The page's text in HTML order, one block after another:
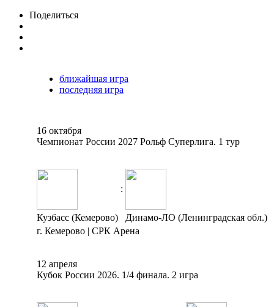
Поделиться
ближайшая игра
последняя игра
16 октября
Чемпионат России 2027 Рольф Суперлига. 1 тур
:
Кузбасс (Кемерово)
Динамо-ЛО (Ленинградская обл.)
г. Кемерово | СРК Арена
12 апреля
Кубок России 2026. 1/4 финала. 2 игра